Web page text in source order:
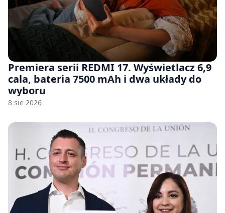
Premiera serii REDMI 17. Wyświetlacz 6,9
cala, bateria 7500 mAh i dwa układy do
wyboru
8 sie 2026